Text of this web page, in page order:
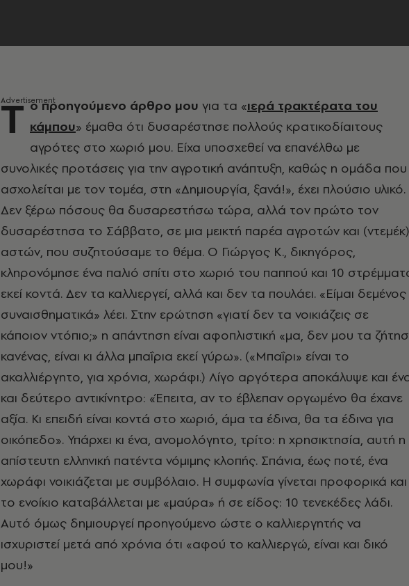
Τ ο προηγούμενο άρθρο μου για τα «ιερά τρακτέρατα του
κάμπου» έμαθα ότι δυσαρέστησε πολλούς κρατικοδίαιτους
αγρότες στο χωριό μου. Είχα υποσχεθεί να επανέλθω με
συνολικές προτάσεις για την αγροτική ανάπτυξη, καθώς η ομάδα που
ασχολείται με τον τομέα, στη «Δημιουργία, ξανά!», έχει πλούσιο υλικό.
Δεν ξέρω πόσους θα δυσαρεστήσω τώρα, αλλά τον πρώτο τον
δυσαρέστησα το Σάββατο, σε μια μεικτή παρέα αγροτών και (ντεμέκ)
αστών, που συζητούσαμε το θέμα. Ο Γιώργος Κ., δικηγόρος,
κληρονόμησε ένα παλιό σπίτι στο χωριό του παππού και 10
εκεί κοντά. Δεν τα καλλιεργεί, αλλά και δεν τα πουλάει. «Είμαι δεμένος
συναισθηματικά» λέει. Στην ερώτηση «γιατί δεν τα νοικιάζεις σε
κάποιον ντόπιο;» η απάντηση είναι αφοπλιστική «μα, δεν μου τα
κανένας, είναι κι άλλα μπαΐρια εκεί γύρω». («Μπαΐρι» είναι το
ακαλλιέργητο, για χρόνια, χωράφι.) Λίγο αργότερα αποκάλυψε και
και δεύτερο αντικίνητρο: «Έπειτα, αν το έβλεπαν οργωμένο θα έχανε
αξία. Κι επειδή είναι κοντά στο χωριό, άμα τα έδινα, θα τα έδινα για
οικόπεδο». Υπάρχει κι ένα, ανομολόγητο, τρίτο: η χρησικτησία, αυτή η
απίστευτη ελληνική πατέντα νόμιμης κλοπής. Σπάνια, έως ποτέ, ένα
χωράφι νοικιάζεται με συμβόλαιο. Η συμφωνία γίνεται προφορικά και
το ενοίκιο καταβάλλεται με «μαύρα» ή σε είδος: 10 τενεκέδες λάδι.
Αυτό όμως δημιουργεί προηγούμενο ώστε ο καλλιεργητής να
ισχυριστεί μετά από χρόνια ότι «αφού το καλλιεργώ, είναι και δικό
μου!»